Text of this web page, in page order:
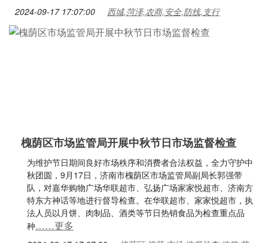
2024-09-17 17:07:00 西城,菏泽,农商,安全,防线,支行
槐荫区市场监管局开展中秋节日市场监督检查
为维护节日期间良好市场秩序和消费者合法权益，全力守护中
秋团圆，9月17日，济南市槐荫区市场监管局副局长郭强带
队，对嘉华购物广场华联超市、弘扬广场家家悦超市、济南方
特东方神话等地进行督导检查。在华联超市、家家悦超市，执
法人员以月饼、肉制品、酒类等节日热销食品为检查重点品
种……更多